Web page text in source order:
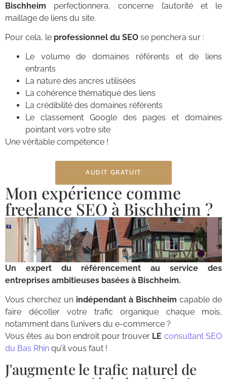
Bischheim perfectionnera, concerne l’autorité et le
maillage de liens du site.
Pour cela, le professionnel du SEO se penchera sur :
Le volume de domaines référents et de liens
entrants
La nature des ancres utilisées
La cohérence thématique des liens
La crédibilité des domaines référents
Le classement Google des pages et domaines
pointant vers votre site
Une véritable compétence !
AUDIT GRATUIT
Mon expérience comme
freelance SEO à Bischheim ?
Un expert du référencement au service des
entreprises ambitieuses basées à Bischheim.
Vous cherchez un indépendant à Bischheim capable de
faire décoller votre trafic organique chaque mois,
notamment dans l’univers du e-commerce ?
Vous êtes au bon endroit pour trouver LE consultant SEO
du Bas Rhin qu’il vous faut !
J'augmente le trafic naturel de